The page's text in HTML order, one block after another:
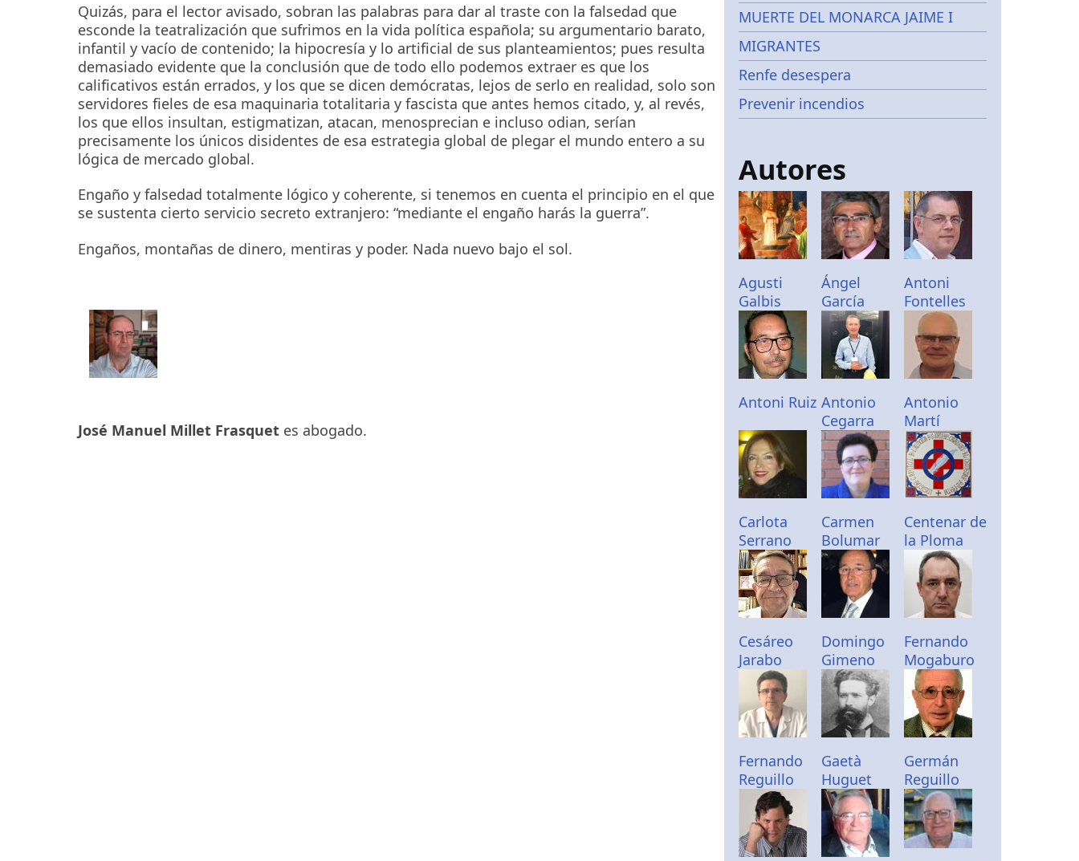
Quizás, para el lector avisado, sobran las palabras para dar al traste con la falsedad que
esconde la teatralización que sufrimos en la vida política española; su argumentario barato,
infantil y vacío de contenido; la hipocresía y lo artificial de sus planteamientos; pues resulta
demasiado evidente que la conclusión que de todo ello podemos extraer es que los
calificativos están errados, y los que se dicen demócratas, lejos de serlo en realidad, solo son
servidores fieles de esa maquinaria totalitaria y fascista que antes hemos citado, y, al revés,
los que ellos insultan, estigmatizan, atacan, menosprecian e incluso odian, serían
precisamente los únicos disidentes de esa estrategia global de plegar el mundo entero a su
lógica de mercado global.
Engaño y falsedad totalmente lógico y coherente, si tenemos en cuenta el principio en el que
se sustenta cierto servicio secreto extranjero: “mediante el engaño harás la guerra”.
Engaños, montañas de dinero, mentiras y poder. Nada nuevo bajo el sol.
José Manuel Millet Frasquet es abogado.
MUERTE DEL MONARCA JAIME I
MIGRANTES
Renfe desespera
Prevenir incendios
Autores
Agusti
Galbis
Ángel
García
Antoni
Fontelles
Antoni Ruiz Antonio
Cegarra
Antonio
Martí
Carlota
Serrano
Carmen
Bolumar
Centenar de
la Ploma
Cesáreo
Jarabo
Domingo
Gimeno
Fernando
Mogaburo
Fernando
Reguillo
Gaetà
Huguet
Germán
Reguillo